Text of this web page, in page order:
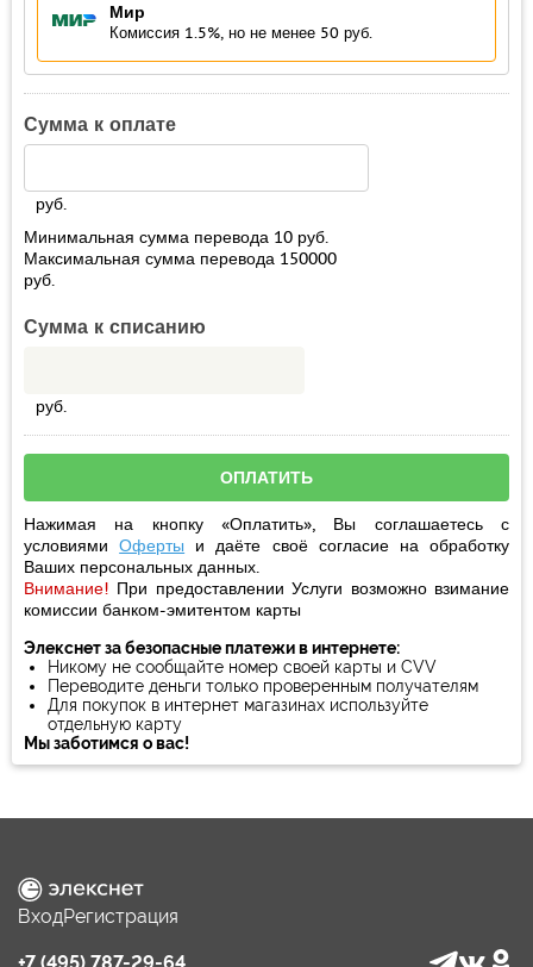
Мир
Комиссия 1.5%, но не менее 50 руб.
Сумма к оплате
руб.
Минимальная сумма перевода 10 руб.
Максимальная сумма перевода 150000
руб.
Сумма к списанию
руб.
Нажимая на кнопку «Оплатить», Вы соглашаетесь с
условиямиОферты и даёте своё согласиена обработку
Ваших персональных данных.
Внимание! При предоставлении Услуги возможно взимание
комиссии банком-эмитентом карты
Элекснет за безопасные платежи в интернете:
Никому не сообщайте номер своей карты и CVV
Переводите деньги только проверенным получателям
Для покупок в интернет магазинах используйте
отдельную карту
Мы заботимся о вас!
ВходРегистрация